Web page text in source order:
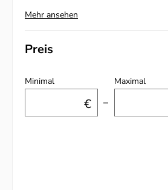
Mehr ansehen
Preis
Minimal
€ –
Maximal